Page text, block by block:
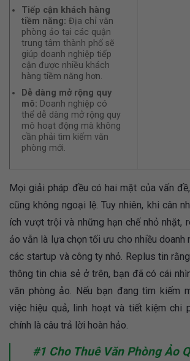
Tiếp cận khách hàng
tiềm năng: Địa chỉ văn
phòng ảo tại các quận
trung tâm thành phố sẽ
giúp doanh nghiệp tiếp
cận được nhiều khách
hàng tiềm năng hơn.
Dễ dàng mở rộng quy
mô: Doanh nghiệp có
thể dễ dàng mở rộng quy
mô hoạt động mà không
cần phải tìm kiếm văn
phòng mới.
Mọi giải pháp đều có hai mặt của vấn
cũng không ngoại lệ. Tuy nhiên, khi cân
ích vượt trội và những hạn chế nhỏ nhặt,
ảo vẫn là lựa chọn tối ưu cho nhiều doanh
các startup và công ty nhỏ. Replus tin
thông tin chia sẻ ở trên, bạn đã có cái
văn phòng ảo. Nếu bạn đang tìm kiếm
việc hiệu quả, linh hoạt và tiết kiệm chi
chính là câu trả lời hoàn hảo.
#1 Cho Thuê Văn Phòng Ảo